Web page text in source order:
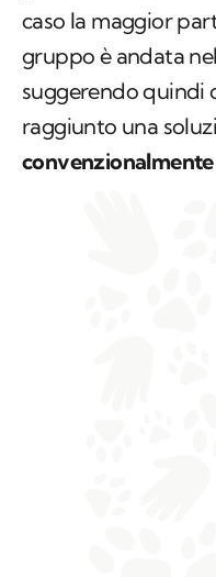
caso la maggior
gruppo è andata
suggerendo quindi
raggiunto una